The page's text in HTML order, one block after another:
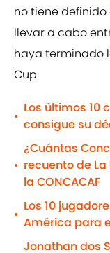
no tiene
llevar a cabo
haya terminado
Cup.
•
Los últimos 10
consigue su
•
¿Cuántas
recuento de
la CONCACAF
•
Los 10
América para
Jonathan dos